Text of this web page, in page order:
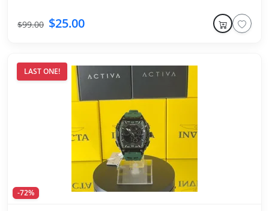
$99.00 $25.00
LAST ONE!
-72%